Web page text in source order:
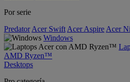
Por serie
Predator Acer Swift Acer Aspire Acer
Windows
AMD Ryzen™
Desktops